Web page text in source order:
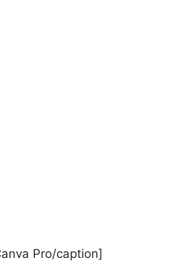
Pro/caption]